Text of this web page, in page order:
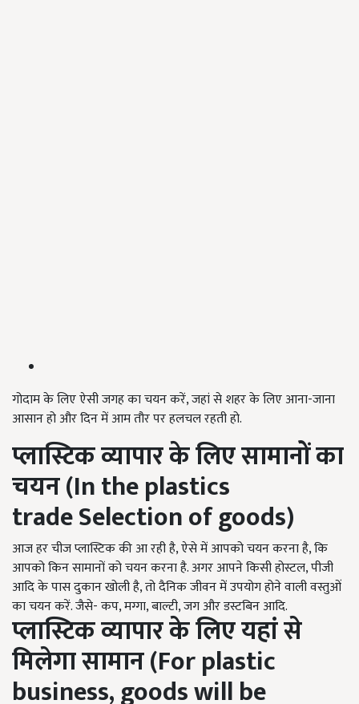
गोदाम के लिए ऐसी जगह का चयन करें, जहां से शहर के लिए आना-जाना
आसान हो और दिन में आम तौर पर हलचल रहती हो.
प्लास्टिक व्यापार के लिएसामानों का
चयन (In the plastics
trade Selection of goods)
आज हर चीज प्लास्टिक की आ रही है, ऐसे में आपको चयन करना है, कि
आपको किन सामानों को चयन करना है. अगर आपने किसी होस्टल, पीजी
आदि के पास दुकान खोली है, तो दैनिक जीवन में उपयोग होने वाली वस्तुओं
का चयन करें. जैसे- कप, मग्गा, बाल्टी, जग और डस्टबिन आदि.
प्लास्टिक व्यापार के लिएयहां से
मिलेगा सामान (For plastic
business, goods will be